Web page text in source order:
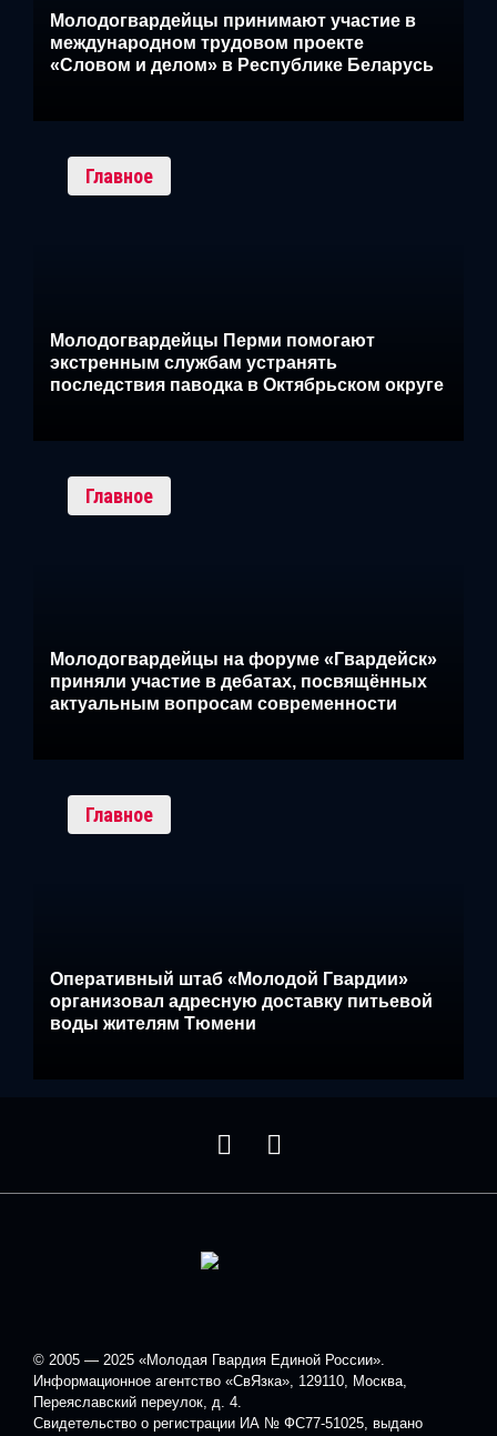
Молодогвардейцы принимают участие в
международном трудовом проекте
«Словом и делом» в Республике Беларусь
Главное
Молодогвардейцы Перми помогают
экстренным службам устранять
последствия паводка в Октябрьском округе
Главное
Молодогвардейцы на форуме «Гвардейск»
приняли участие в дебатах, посвящённых
актуальным вопросам современности
Главное
Оперативный штаб «Молодой Гвардии»
организовал адресную доставку питьевой
воды жителям Тюмени
© 2005 — 2025 «Молодая Гвардия Единой России».
Информационное агентство «СвЯзка», 129110, Москва,
Переяславский переулок, д. 4.
Свидетельство о регистрации ИА № ФС77-51025, выдано